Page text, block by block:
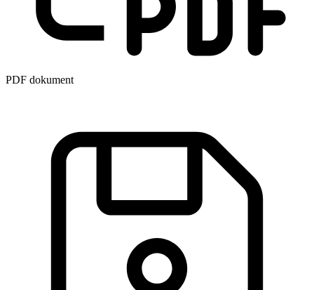
PDF dokument